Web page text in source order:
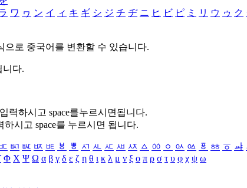
ワ ヮ ン イ ィ キ ギ シ ジ チ ヂ ニ ヒ ビ ピ ミ リ ウ ゥ ク
으로 중국어를 변환할 수 있습니다.
니다.
력하시고 space를누르시면됩니다.
하시고 space를 누르시면 됩니다.
ㅴ ㅵ ㅶ ㅷ ㅸ ㅹ ㅺ ㅻ ㅼ ㅽ ㅾ ㅿ ㆀ ㆁ ㆂ ㆃ ㆄ ㆅ ㆆ ㆇ
Φ Χ Ψ Ω α β γ δ ε ζ η θ ι κ λ μ ν ξ ο π ρ σ τ υ φ χ ψ ω